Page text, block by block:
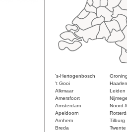
's-Hertogenbosch
't Gooi
Alkmaar
Leiden
Amersfoort
Amsterdam
Noord-
Apeldoorn
Arnhem
Tilburg
Breda
Twente